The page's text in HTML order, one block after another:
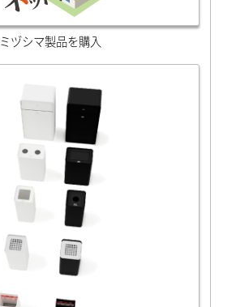
ミヅシマ製品を購入